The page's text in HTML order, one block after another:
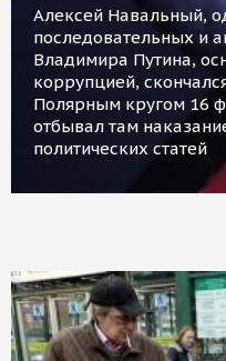
Алексей Навальный,
последовательных и
Владимира Путина,
коррупцией,
Полярным кругом 16
отбывал там
политических статей